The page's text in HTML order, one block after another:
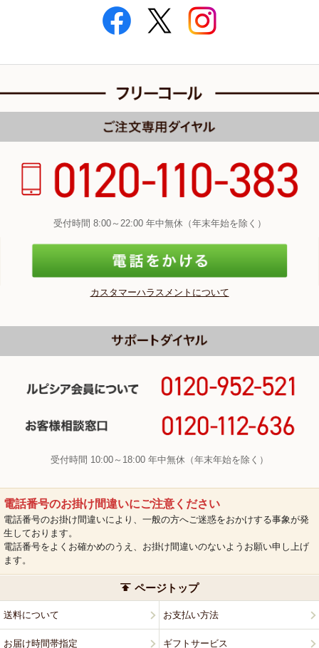
受付時間 8:00～22:00 年中無休（年末年始を除く）
カスタマーハラスメントについて
受付時間 10:00～18:00 年中無休（年末年始を除く）
電話番号のお掛け間違いにご注意ください
電話番号のお掛け間違いにより、一般の方へご迷惑をおかけする事象が発
生しております。
電話番号をよくお確かめのうえ、お掛け間違いのないようお願い申し上げ
ます。
ページトップ
送料について お支払い方法
お届け時間帯指定 ギフトサービス